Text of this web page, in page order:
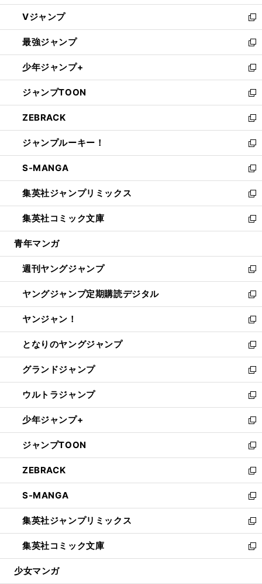
ウ
ィ
ン
ド
ウ
で
開
く
し
い
ウ
ィ
ン
ド
ウ
で
開
く
Vジャンプ
新
し
い
ウ
ィ
ン
ド
ウ
で
開
く
最強ジャンプ
新
し
い
ウ
ィ
ン
ド
ウ
で
開
く
少年ジャンプ+
新
し
い
ウ
ィ
ン
ド
ウ
で
開
く
ジャンプTOON
新
し
い
ウ
ィ
ン
ド
ウ
で
開
く
ZEBRACK
新
し
い
ウ
ィ
ン
ド
ウ
で
開
ジャンプルーキー！
新
し
い
ウ
ィ
ン
ド
ウ
開
く
S-MANGA
新
し
い
ウ
ィ
ン
ウ
で
開
く
集英社ジャンプリミックス
新
し
い
ウ
ン
ド
ウ
で
開
く
集英社コミック文庫
新
し
ウ
ィ
ン
ド
ウ
で
開
く
青年マンガ
週刊ヤングジャンプ
新
し
い
ウ
ィ
ン
ド
ウ
で
開
く
ヤングジャンプ定期購読デジタル
新
し
い
ウ
ィ
ン
ド
ウ
で
開
く
ヤンジャン！
新
し
い
ウ
ィ
ン
ド
ウ
で
開
く
となりのヤングジャンプ
新
し
い
ウ
ィ
ン
ド
ウ
で
開
く
グランドジャンプ
新
し
い
ウ
ィ
ン
ド
ウ
で
開
く
ウルトラジャンプ
新
し
い
ウ
ィ
ン
ド
ウ
で
開
く
少年ジャンプ+
新
し
い
ウ
ィ
ン
ド
ウ
で
開
く
ジャンプTOON
新
し
い
ウ
ィ
ン
ド
ウ
で
開
ZEBRACK
新
し
い
ウ
ィ
ン
ド
ウ
S-MANGA
新
し
い
ウ
ィ
ン
集英社ジャンプリミックス
新
し
い
ウ
集英社コミック文庫
新
し
少女マンガ